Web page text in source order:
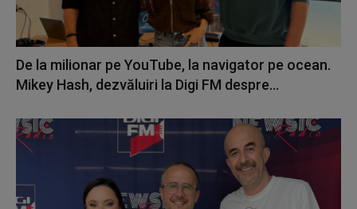
De la milionar pe YouTube, la navigator pe ocean.
Mikey Hash, dezvăluiri la Digi FM despre...